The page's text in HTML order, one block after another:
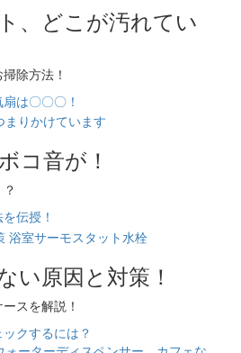
、どこが汚れてい
除方法！
は〇〇〇！
コ音が！
伝授！
い原因と対策！
スを解説！
クするには？